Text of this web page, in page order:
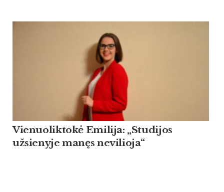
Vienuoliktokė Emilija: „Studijos
užsienyje manęs nevilioja“